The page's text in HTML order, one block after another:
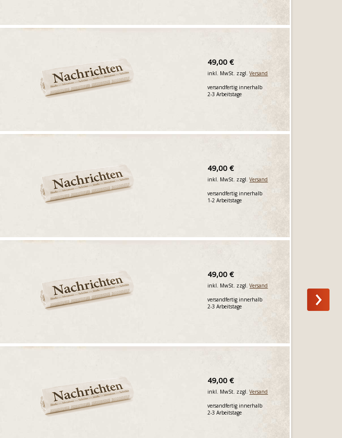
49,00 €
inkl. MwSt. zzgl.Versand
versandfertig innerhalb
2-3 Arbeitstage
49,00 €
inkl. MwSt. zzgl.Versand
versandfertig innerhalb
1-2 Arbeitstage
49,00 €
inkl. MwSt. zzgl.Versand
versandfertig innerhalb
2-3 Arbeitstage
49,00 €
inkl. MwSt. zzgl.Versand
versandfertig innerhalb
2-3 Arbeitstage